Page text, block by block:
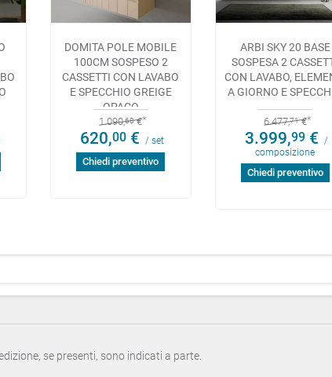
DOMITA POLE MOBILE
100CM SOSPESO 2
CASSETTI CON LAVABO
E SPECCHIO GREIGE
OPACO
1.090,68€
620,00 € / set
Chiedi preventivo
ARBI SKY 20 BASE
SOSPESA 2
CON LAVABO,
A GIORNO E
6.477,71€
3.999,99 € /
composizione
Chiedi preventivo
se presenti, sono indicati a parte.